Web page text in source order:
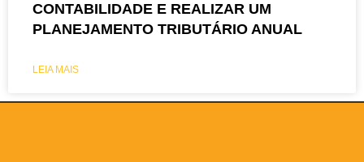
CONTABILIDADE E REALIZAR UM
PLANEJAMENTO TRIBUTÁRIO ANUAL
LEIA MAIS